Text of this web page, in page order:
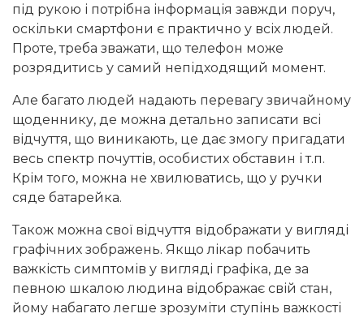
під рукою і потрібна інформація завжди поруч,
оскільки смартфони є практично у всіх людей.
Проте, треба зважати, що телефон може
розрядитись у самий непідходящий момент.
Але багато людей надають перевагу звичайному
щоденнику, де можна детально записати всі
відчуття, що виникають, це дає змогу пригадати
весь спектр почуттів, особистих обставин і т.п.
Крім того, можна не хвилюватись, що у ручки
сяде батарейка.
Також можна свої відчуття відображати у вигляді
графічних зображень. Якщо лікар побачить
важкість симптомів у вигляді графіка, де за
певною шкалою людина відображає свій стан,
йому набагато легше зрозуміти ступінь важкості